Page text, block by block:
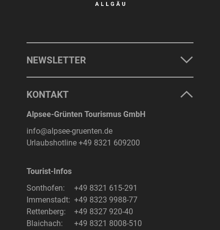
NEWSLETTER
KONTAKT
Alpsee-Grünten Tourismus GmbH
info@alpsee-gruenten.de
Urlaubshotline +49 8321 609200
Tourist-Infos
Sonthofen:
+49 8321 615-291
Immenstadt: +49 8323 9988-77
Rettenberg:
+49 8327 920-40
Blaichach:
+49 8321 8008-510